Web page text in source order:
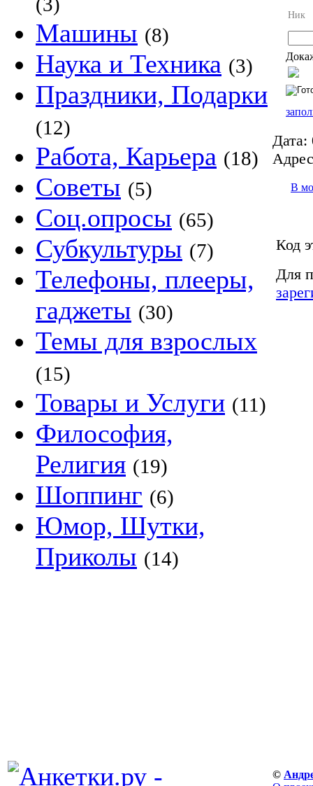
Машины (8)
Наука и Техника (3)
Праздники, Подарки
(12)
Работа, Карьера (18)
Советы (5)
Соц.опросы (65)
Субкультуры (7)
Телефоны, плееры,
гаджеты (30)
Темы для взрослых
(15)
Товары и Услуги (11)
Философия,
Религия (19)
Шоппинг (6)
Юмор, Шутки,
Приколы (14)
Ник
Дата:
В
Код
Для
©